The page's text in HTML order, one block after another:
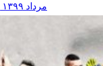
۶ مرداد ۱۳۹۹